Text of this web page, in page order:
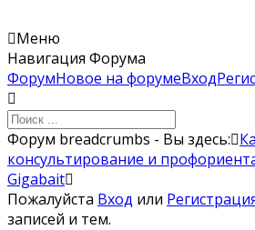
Меню
Навигация Форума
ФорумНовое на форумеВход
Форум breadcrumbs - Вы здесь:
консультирование и
Gigabait
Пожалуйста Вход или
записей и тем.